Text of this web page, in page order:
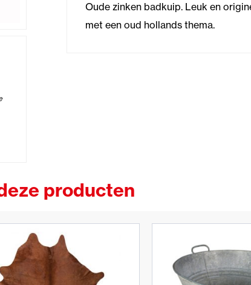
Oude zinken badkuip. Leuk en
met een oud hollands thema.
producten